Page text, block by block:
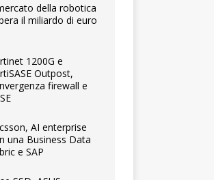
della robotica
il miliardo di euro
1200G e
Outpost,
firewall e
AI enterprise
una Business Data
e SAP